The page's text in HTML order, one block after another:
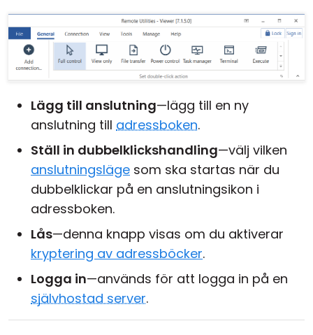
Lägg till anslutning—lägg till en ny
anslutning till adressboken.
Ställ in dubbelklickshandling—välj vilken
anslutningsläge som ska startas när du
dubbelklickar på en anslutningsikon i
adressboken.
Lås—denna knapp visas om du aktiverar
kryptering av adressböcker.
Logga in—används för att logga in på en
självhostad server.